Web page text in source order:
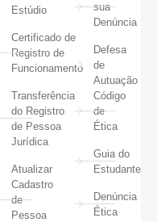
Estúdio
Certificado de
Registro de
Funcionamento
Transferência
do Registro
de Pessoa
Jurídica
Atualizar
Cadastro
de
Pessoa
sua
Denúncia
Defesa
de
Autuação
Código
de
Ética
Guia do
Estudante
Denúncia
Ética